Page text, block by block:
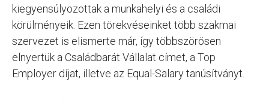
kiegyensúlyozottak a munkahelyi és a családi
körülményeik. Ezen törekvéseinket több szakmai
szervezet is elismerte már, így többszörösen
elnyertük a Családbarát Vállalat címet, a Top
Employer díjat, illetve az Equal-Salary tanúsítványt.